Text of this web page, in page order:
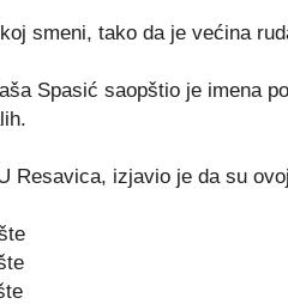
smeni, tako da je većina
Spasić saopštio je imena
Resavica, izjavio je da su